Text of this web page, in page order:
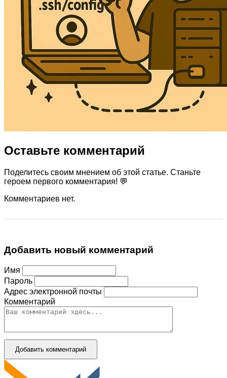
Оставьте комментарий
Поделитесь своим мнением об этой статье. Станьте
героем первого комментария! 💬
Комментариев нет.
Добавить новый комментарий
Имя
Пароль
Адрес электронной почты
Комментарий
Добавить комментарий